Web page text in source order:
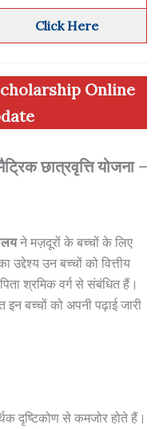
Click Here
Online
छात्रवृत्ति योजना –
ने मज़दूरों के बच्चों के लिए
उन बच्चों को वित्तीय
श्रमिक वर्ग से संबंधित हैं।
बच्चों को अपनी पढ़ाई जारी
दृष्टिकोण से कमजोर होते हैं।